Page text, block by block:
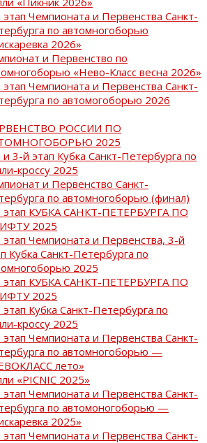
Чемпионата и Первенства Санкт-
по автомногоборью
2026»
и Первенство по
«Нево-Класс весна 2026»
этап Чемпионата и Первенства Санкт-
по автомогоборью 2026
РОССИИ ПО
2025
и 3-й этап Кубка Санкт-Петербурга по
кроссу 2025
и Первенство Санкт-
по автомногоборью (финал)
этап КУБКА САНКТ-ПЕТЕРБУРГА ПО
2025
этап Чемпионата и Первенства, 3-й
Кубка Санкт-Петербурга по
2025
этап КУБКА САНКТ-ПЕТЕРБУРГА ПО
2025
этап Кубка Санкт-Петербурга по
кроссу 2025
этап Чемпионата и Первенства Санкт-
по автомногоборью —
лето»
«PICNIC 2025»
Чемпионата и Первенства Санкт-
по автомоногоборью —
2025»
этап Чемпионата и Первенства Санкт-